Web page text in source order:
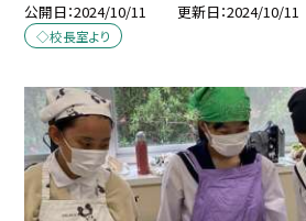
公開日 2024/10/11 更新日 2024/10/11
◇校長室より